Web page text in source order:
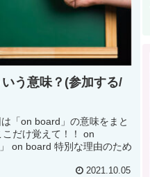
う意味？(参加する/
「on board」の意味をまと
だけ覚えて！！ on
on board 特別な理由のため
2021.10.05